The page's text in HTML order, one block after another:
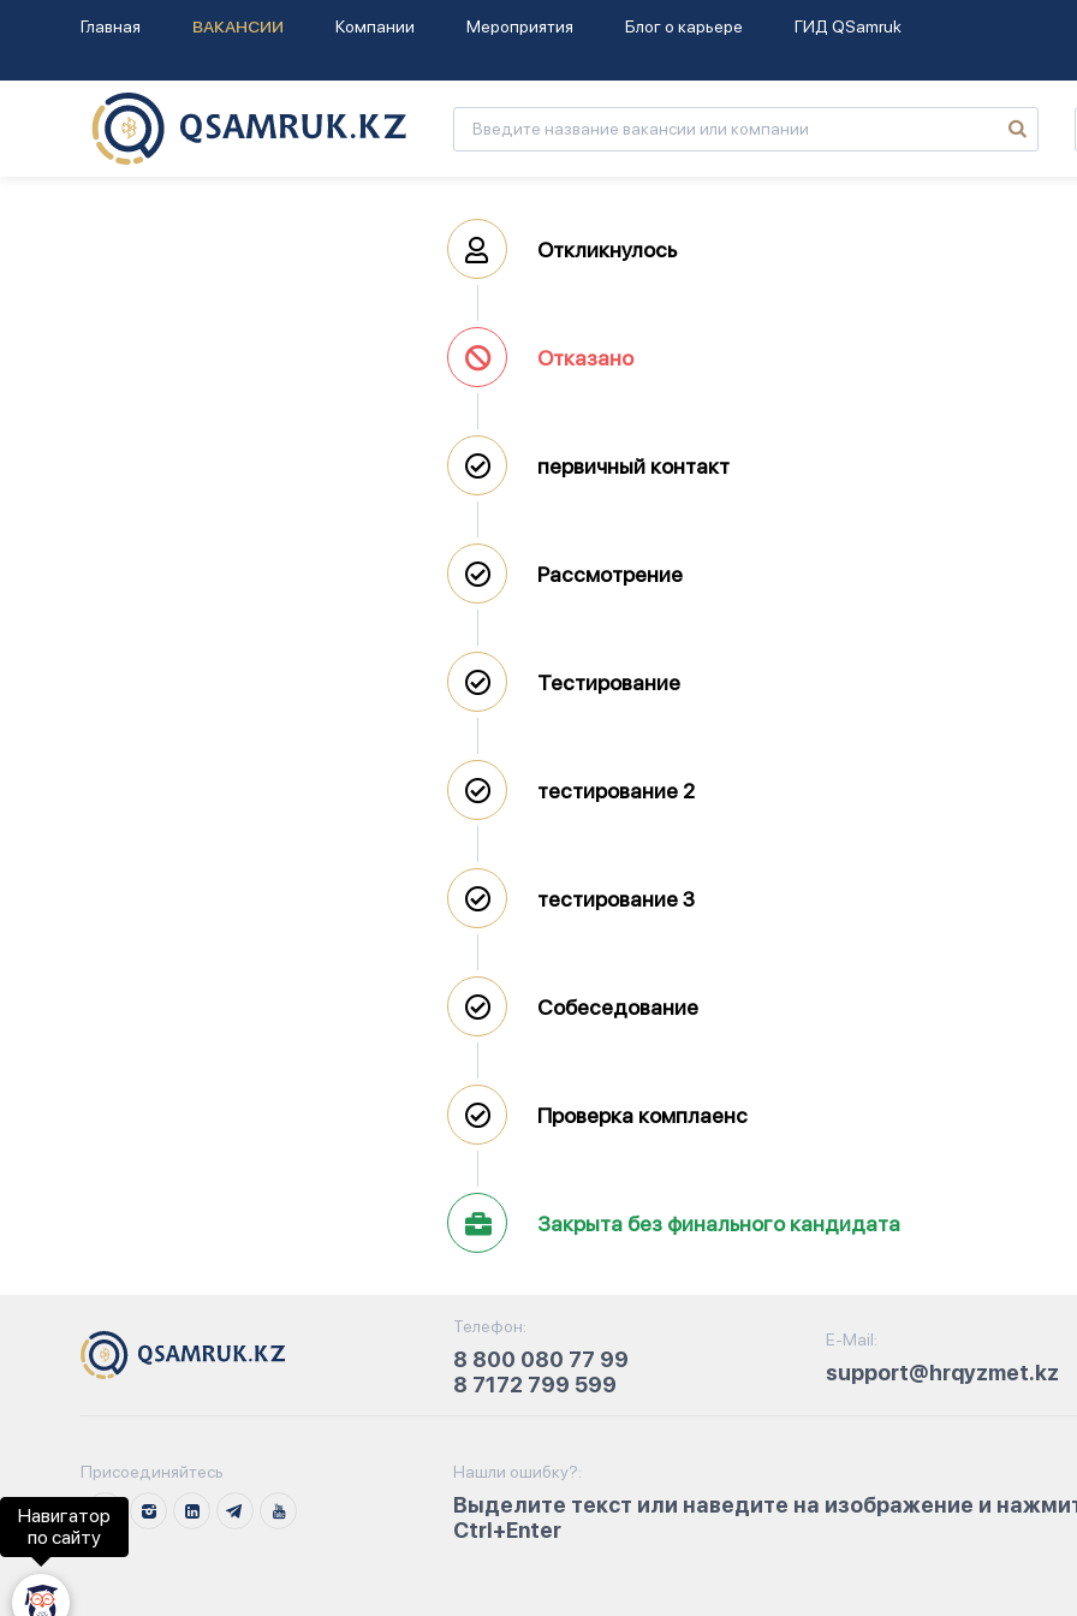
Главная ВАКАНСИИ Компании Мероприятия Блог о карьере ГИД QSamruk
Откликнулось
Отказано
первичный контакт
Рассмотрение
Тестирование
тестирование 2
тестирование 3
Собеседование
Проверка комплаенс
Закрыта без финального кандидата
Телефон:
8 800 080 77 99
8 7172 799 599
E-Mail:
support@hrqyzmet.kz
Присоединяйтесь Нашли ошибку?:
Выделите текст или наведите на изображение и
Ctrl+Enter
Навигатор
по сайту